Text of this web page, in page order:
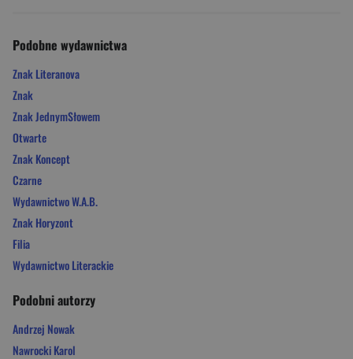
Podobne wydawnictwa
Znak Literanova
Znak
Znak JednymSłowem
Otwarte
Znak Koncept
Czarne
Wydawnictwo W.A.B.
Znak Horyzont
Filia
Wydawnictwo Literackie
Podobni autorzy
Andrzej Nowak
Nawrocki Karol